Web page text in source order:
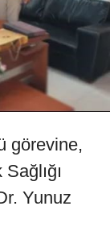
görevine,
Yunuz